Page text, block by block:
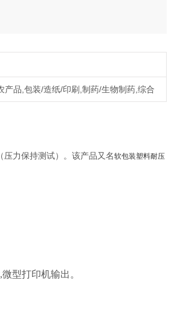
产品,包装/造纸/印刷,制药/生物制药,综合
力保持测试）。该产品又名软包装塑料耐压
型打印机输出。